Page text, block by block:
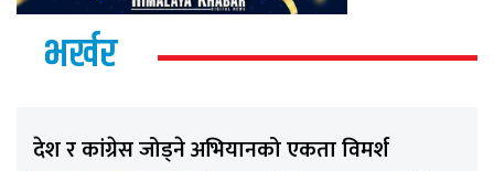
भर्खर
देश र कांग्रेस जोड्ने अभियानको एकता विमर्श